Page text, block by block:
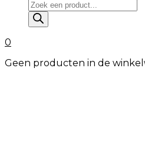
0
Geen producten in de